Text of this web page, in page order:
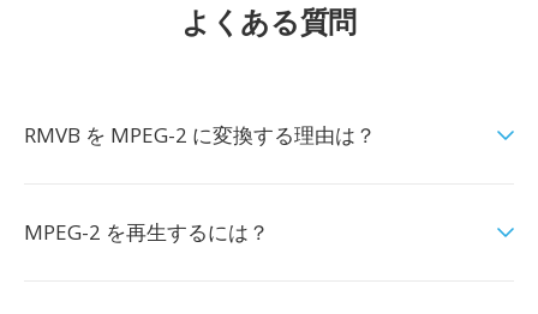
よくある質問
RMVB を MPEG-2 に変換する理由は？
MPEG-2 を再生するには？